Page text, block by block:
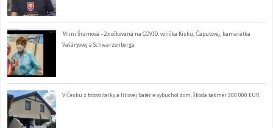
Mimi Šramová – 2x očkovaná na COVID, volička Kisku, Čaputovej, kamarátka
Vašáryovej a Schwarzenberga
V Česku z fotovoltaiky a lítiovej batérie vybuchol dom, škoda takmer 300 000 EUR